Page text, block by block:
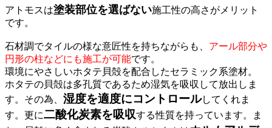
アトモスは塗装部位を選ばない施工性の高さがメリット
です。
石材調でタイルの様な意匠性を持ちながらも、 アール部分や
円形の柱などにも施工が可能です。
環境にやさしいホタテ貝殻を配合したセラミック系塗材。
ホタテの貝殻は多孔質であるため湿気を吸収して放出しま
す。その為、 湿度を適度にコントロールしてくれま
す。更に二酸化炭素を吸収する性質を持っています。ま